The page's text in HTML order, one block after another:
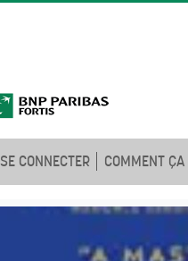
SE CONNECTER COMMENT